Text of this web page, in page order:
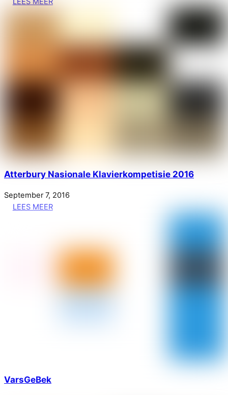
Atterbury Nasionale Klavierkompetisie 2016
September 7, 2016
LEES MEER
VarsGeBek